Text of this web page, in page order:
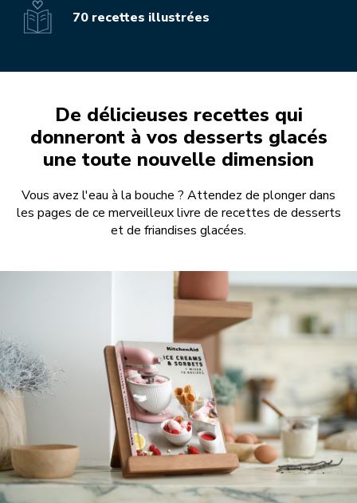
70 recettes illustrées
De délicieuses recettes qui
donneront à vos desserts glacés
une toute nouvelle dimension
Vous avez l'eau à la bouche ? Attendez de plonger dans
les pages de ce merveilleux livre de recettes de desserts
et de friandises glacées.